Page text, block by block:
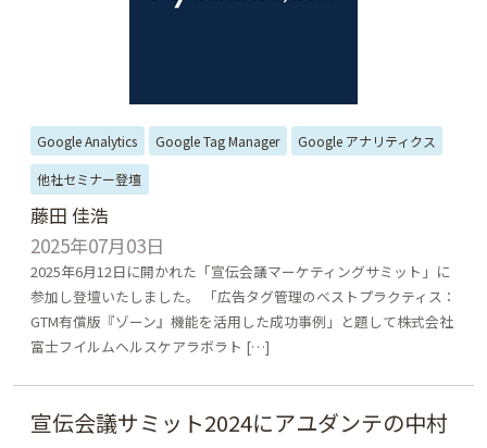
Google Analytics Google Tag Manager Google アナリティクス
他社セミナー登壇
藤田 佳浩
2025年07月03日
2025年6月12日に開かれた「宣伝会議マーケティングサミット」に
参加し登壇いたしました。 「広告タグ管理のベストプラクティス：
GTM有償版『ゾーン』機能を活用した成功事例」と題して株式会社
富士フイルムヘルスケアラボラト […]
宣伝会議サミット2024にアユダンテの中村